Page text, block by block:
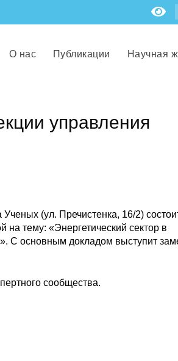
О нас Публикации Научная
управления
(ул. Пречистенка, 16/2)
на тему: «Энергетический сектор в
С основным докладом выступит
сообщества.